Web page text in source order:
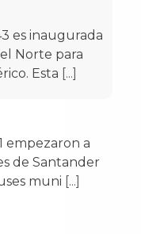
es inaugurada
Norte para
Esta [...]
empezaron a
de Santander
muni [...]